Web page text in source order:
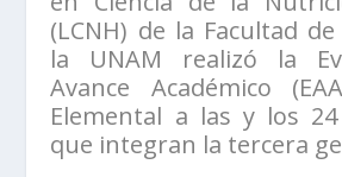
(LCNH) de la Facultad
la UNAM realizó la
Avance Académico
Elemental a las y los
que integran la tercera